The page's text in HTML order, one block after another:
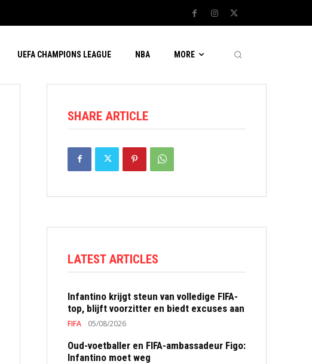
UEFA CHAMPIONS LEAGUE NBA MORE
SHARE ARTICLE
LATEST ARTICLES
Infantino krijgt steun van volledige FIFA-
top, blijft voorzitter en biedt excuses aan
FIFA 05/08/2026
Oud-voetballer en FIFA-ambassadeur Figo:
Infantino moet weg